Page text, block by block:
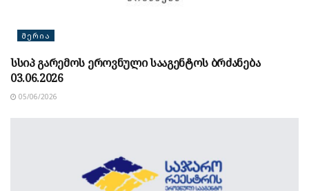
ᲛᲔᲠᲘᲐ
სსიპ გარემოს ეროვნული სააგენტოს ბრძანება
03.06.2026
05/06/2026